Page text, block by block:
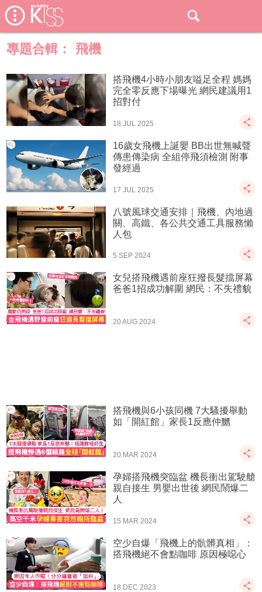
專題合輯： 飛機
搭飛機4小時小朋友嗌足全程 媽媽
完全零反應下場曝光 網民建議用1
招對付
18 JUL 2025
16歲女飛機上誕嬰 BB出世無喊聲
傳患傳染病 全組停飛須檢測 附事
發經過
17 JUL 2025
八號風球交通安排｜飛機、內地過
關、高鐵、各公共交通工具服務懶
人包
5 SEP 2024
女兒搭飛機遇前座狂撥長髮擋屏幕
爸爸1招成功解圍 網民：不失禮貌
20 AUG 2024
搭飛機與6小孩同機 7大騷擾舉動
如「開紅館」家長1反應仲嬲
20 MAR 2024
孕婦搭飛機突臨盆 機長衝出駕駛艙
親自接生 男嬰出世後 網民鬧爆二
人
15 MAR 2024
空少自爆「飛機上的骯髒真相」：
搭飛機絕不會點咖啡 原因極噁心
18 DEC 2023